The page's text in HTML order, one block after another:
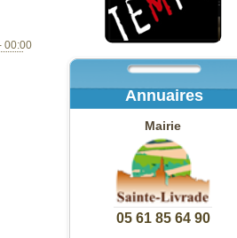
00:00
Annuaires
Mairie
05 61 85 64 90